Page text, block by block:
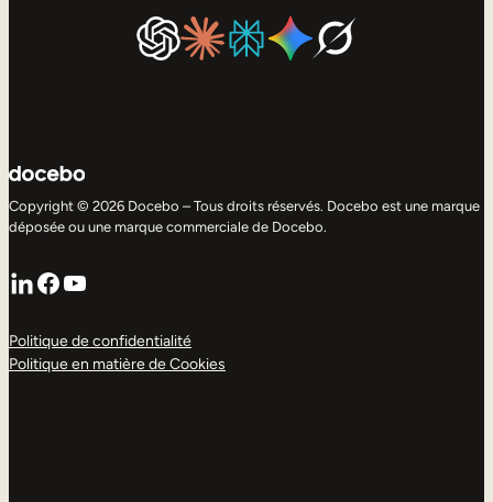
Copyright © 2026 Docebo – Tous droits réservés. Docebo est une marque
déposée ou une marque commerciale de Docebo.
LinkedIn
Facebook
YouTube
Politique de confidentialité
Politique en matière de Cookies